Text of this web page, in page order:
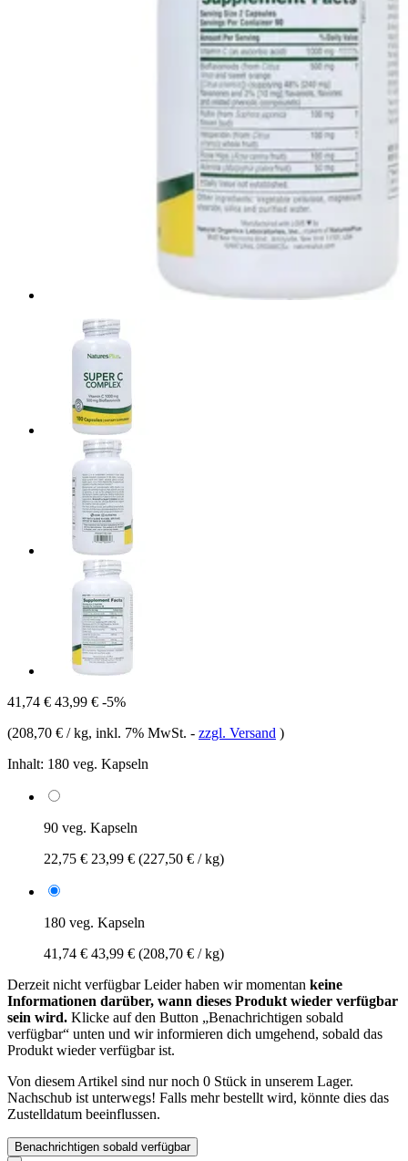
41,74 € 43,99 € -5%
(208,70 € / kg, inkl. 7% MwSt. - zzgl. Versand )
Inhalt: 180 veg. Kapseln
90 veg. Kapseln
22,75 € 23,99 € (227,50 € / kg)
180 veg. Kapseln
41,74 € 43,99 € (208,70 € / kg)
Derzeit nicht verfügbarLeider haben wir momentan keine
Informationen darüber, wann dieses Produkt wieder verfügbar
sein wird. Klicke auf den Button „Benachrichtigen sobald
verfügbar“ unten und wir informieren dich umgehend, sobald das
Produkt wieder verfügbar ist.
Von diesem Artikel sind nur noch 0 Stück in unserem Lager.
Nachschub ist unterwegs! Falls mehr bestellt wird, könnte dies das
Zustelldatum beeinflussen.
Benachrichtigen sobald verfügbar